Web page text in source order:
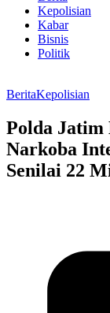
Kepolisian
Kabar
Bisnis
Politik
BeritaKepolisian
Polda Jatim
Narkoba
Senilai 22